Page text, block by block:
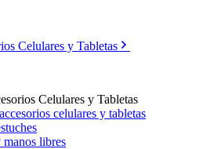
Celulares y Tabletas
Celulares y Tabletas
celulares y tabletas
libres